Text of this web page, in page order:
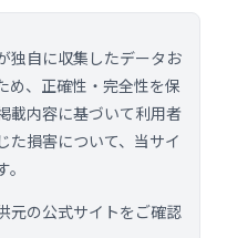
独自に収集したデータお
め、正確性・完全性を保
載内容に基づいて利用者
た損害について、当サイ
元の公式サイトをご確認